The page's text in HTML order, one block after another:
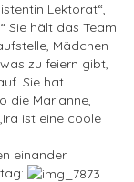
Lektorat“,
Sie hält das Team
Mädchen
zu feiern gibt,
Sie hat
die Marianne,
ist eine coole
einander.